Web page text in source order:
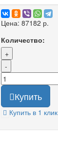
Цена: 87182 р.
Количество:
+
-
Купить
Купить в 1 клик